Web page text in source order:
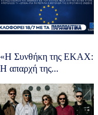
«Η Συνθήκη της ΕΚΑΧ:
Η απαρχή της...